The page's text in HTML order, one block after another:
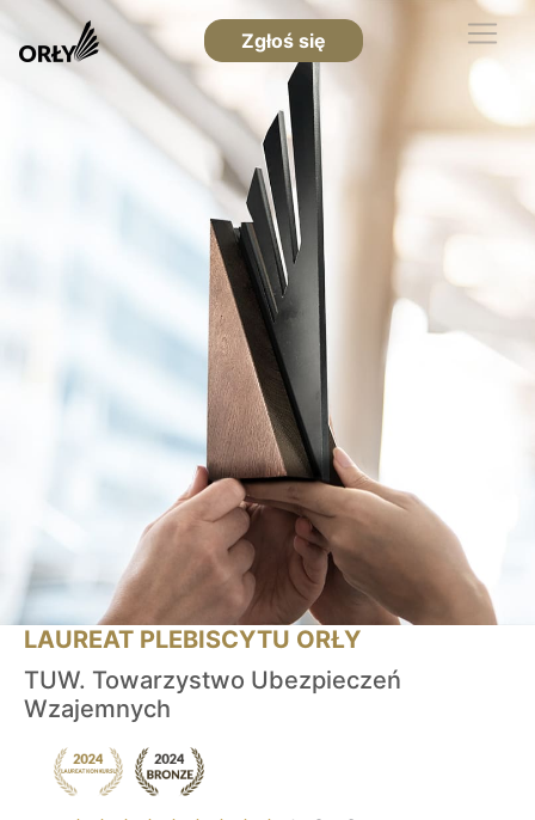
Zgłoś się
LAUREAT PLEBISCYTU ORŁY
TUW. Towarzystwo Ubezpieczeń
Wzajemnych